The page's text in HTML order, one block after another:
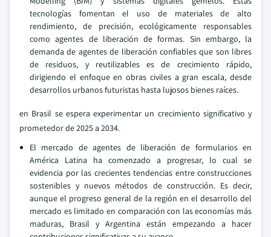
tecnologías fomentan el uso de materiales de alto
rendimiento, de precisión, ecológicamente responsables
como agentes de liberación de formas. Sin embargo, la
demanda de agentes de liberación confiables que son libres
de residuos, y reutilizables es de crecimiento rápido,
dirigiendo el enfoque en obras civiles a gran escala, desde
desarrollos urbanos futuristas hasta lujosos bienes raíces.
en Brasil se espera experimentar un crecimiento significativo y
prometedor de 2025 a 2034.
El mercado de agentes de liberación de formularios en
América Latina ha comenzado a progresar, lo cual se
evidencia por las crecientes tendencias entre construcciones
sostenibles y nuevos métodos de construcción. Es decir,
aunque el progreso general de la región en el desarrollo del
mercado es limitado en comparación con las economías más
maduras, Brasil y Argentina están empezando a hacer